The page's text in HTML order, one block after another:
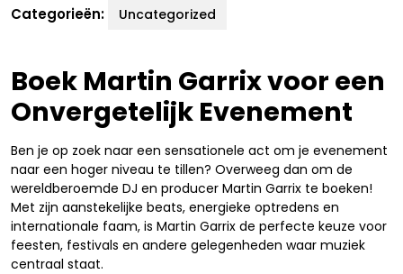
Categorieën: Uncategorized
Boek Martin Garrix voor een
Onvergetelijk Evenement
Ben je op zoek naar een sensationele act om je evenement
naar een hoger niveau te tillen? Overweeg dan om de
wereldberoemde DJ en producer Martin Garrix te boeken!
Met zijn aanstekelijke beats, energieke optredens en
internationale faam, is Martin Garrix de perfecte keuze voor
feesten, festivals en andere gelegenheden waar muziek
centraal staat.